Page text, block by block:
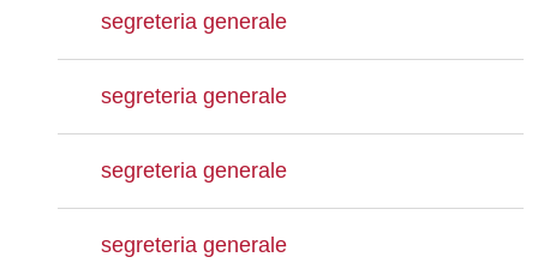
segreteria generale
segreteria generale
segreteria generale
segreteria generale